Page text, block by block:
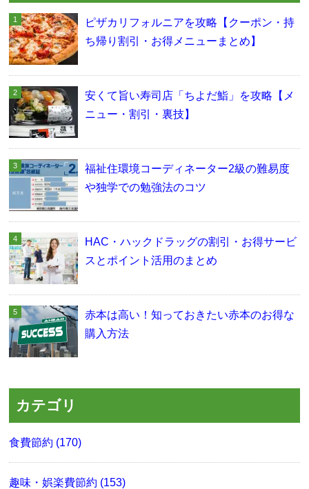
ピザカリフォルニアを攻略【クーポン・持
ち帰り割引・お得メニューまとめ】
安くて旨い寿司店「ちよだ鮨」を攻略【メ
ニュー・割引・裏技】
福祉住環境コーディネーター2級の難易度
や独学での勉強法のコツ
HAC・ハックドラッグの割引・お得サービ
スとポイント活用のまとめ
赤本は高い！知っておきたい赤本のお得な
購入方法
カテゴリ
食費節約 (170)
趣味・娯楽費節約 (153)